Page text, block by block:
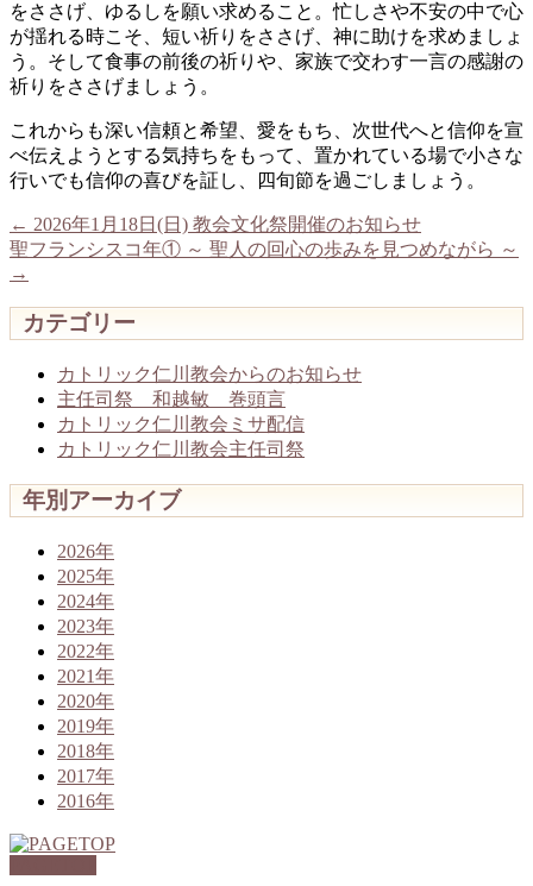
をささげ、ゆるしを願い求めること。忙しさや不安の中で心
が揺れる時こそ、短い祈りをささげ、神に助けを求めましょ
う。そして食事の前後の祈りや、家族で交わす一言の感謝の
祈りをささげましょう。
これからも深い信頼と希望、愛をもち、次世代へと信仰を宣
べ伝えようとする気持ちをもって、置かれている場で小さな
行いでも信仰の喜びを証し、四旬節を過ごしましょう。
← 2026年1月18日(日) 教会文化祭開催のお知らせ
聖フランシスコ年① ～ 聖人の回心の歩みを見つめながら ～
→
カテゴリー
カトリック仁川教会からのお知らせ
主任司祭 和越敏 巻頭言
カトリック仁川教会ミサ配信
カトリック仁川教会主任司祭
年別アーカイブ
2026年
2025年
2024年
2023年
2022年
2021年
2020年
2019年
2018年
2017年
2016年